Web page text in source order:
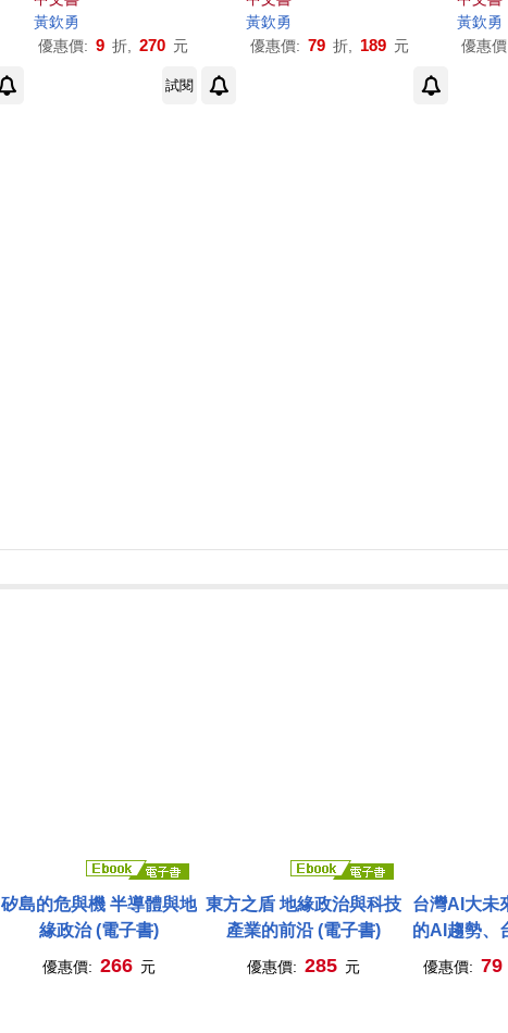
黃欽勇
優惠價: 9 折, 270 元
黃欽勇
優惠價: 79 折, 189 元
黃欽勇
優惠
試閱
矽島的危與機 半導體與地
緣政治 (電子書)
優惠價: 266 元
東方之盾 地緣政治與科技
產業的前沿 (電子書)
優惠價: 285 元
台灣AI大未
的AI趨勢、
業布局
優惠價: 79